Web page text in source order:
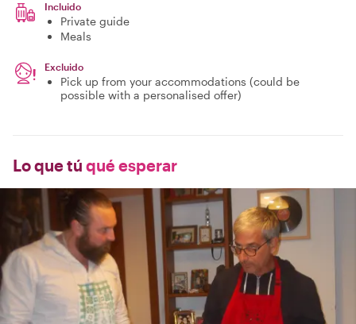
Incluido
Private guide
Meals
Excluido
Pick up from your accommodations (could be
possible with a personalised offer)
Lo que tú qué esperar